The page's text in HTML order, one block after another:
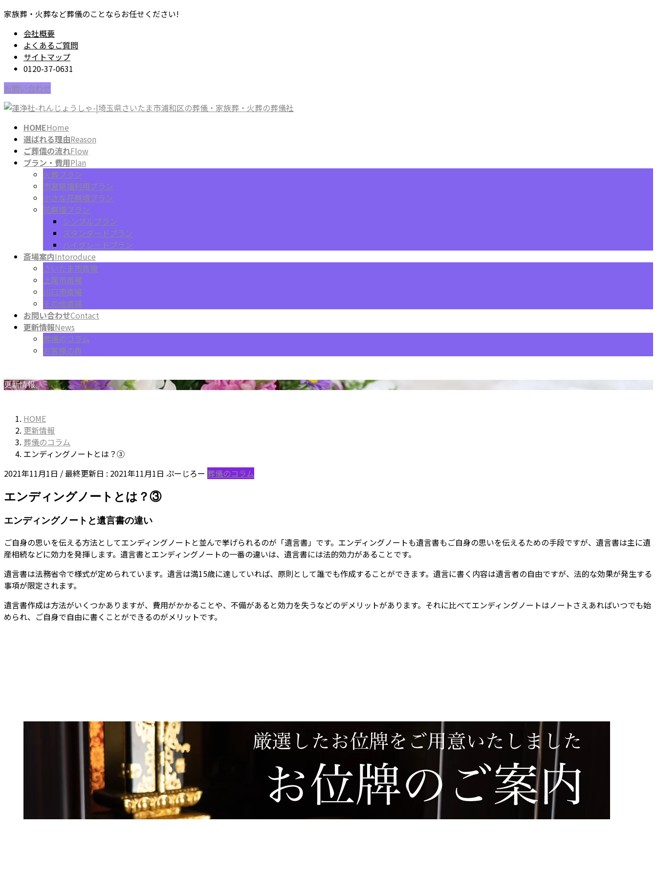
コ
移
動
ナ
ン
に
移
家族葬・火葬など葬儀のことならお任せください!
会社概要
よくあるご質問
サイトマップ
0120-37-0631
お問い合わせ
HOMEHome
選ばれる理由Reason
ご葬儀の流れFlow
プラン・費用Plan
火葬プラン
市営祭壇利用プラン
小さな花祭壇プラン
花祭壇プラン
シンプルプラン
スタンダードプラン
ハイグレードプラン
斎場案内Intoroduce
さいたま市斎場
上尾市斎場
川口市斎場
その他斎場
お問い合わせContact
更新情報News
葬儀のコラム
お客様の声
更新情報
HOME
更新情報
葬儀のコラム
エンディングノートとは？③
2021年11月1日 / 最終更新日 : 2021年11月1日 ぷーじろー 葬儀のコラム
エンディングノートとは？③
エンディングノートと遺言書の違い
ご自身の思いを伝える方法としてエンディングノートと並んで挙げられるのが「遺言書」です。エンディングノートも遺言書もご自身の思いを伝えるための手段ですが、遺言書は主に遺
産相続などに効力を発揮します。遺言書とエンディングノートの一番の違いは、遺言書には法的効力があることです。
遺言書は法務省令で様式が定められています。遺言は満15歳に達していれば、原則として誰でも作成することができます。遺言に書く内容は遺言者の自由ですが、法的な効果が発生する
事項が限定されます。
遺言書作成は方法がいくつかありますが、費用がかかることや、不備があると効力を失うなどのデメリットがあります。それに比べてエンディングノートはノートさえあればいつでも始
められ、ご自身で自由に書くことができるのがメリットです。